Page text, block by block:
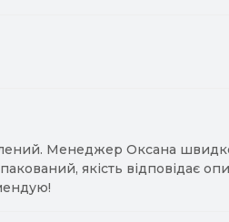
Менеджер Оксана швидко
якість відповідає